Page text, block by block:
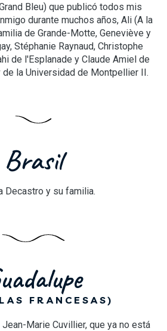
Bleu) que publicó todos mis
durante muchos años, Ali (A la
de Grande-Motte, Geneviève y
Stéphanie Raynaud, Christophe
de l'Esplanade y Claude Amiel de
la Universidad de Montpellier II.
Brasil
Decastro y su familia.
FRANCESAS)
Marie Cuvillier, que ya no está